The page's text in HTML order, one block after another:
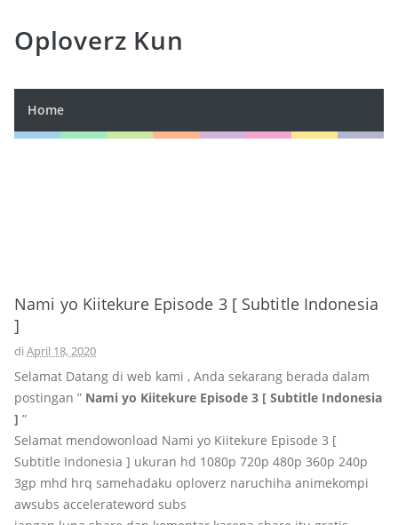
Oploverz Kun
Home
Nami yo Kiitekure Episode 3 [ Subtitle Indonesia
]
di April 18, 2020
Selamat Datang di web kami , Anda sekarang berada dalam
postingan ” Nami yo Kiitekure Episode 3 [ Subtitle Indonesia
] ”
Selamat mendowonload Nami yo Kiitekure Episode 3 [
Subtitle Indonesia ] ukuran hd 1080p 720p 480p 360p 240p
3gp mhd hrq samehadaku oploverz naruchiha animekompi
awsubs accelerateword subs